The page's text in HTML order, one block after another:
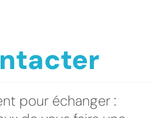
pour échanger :